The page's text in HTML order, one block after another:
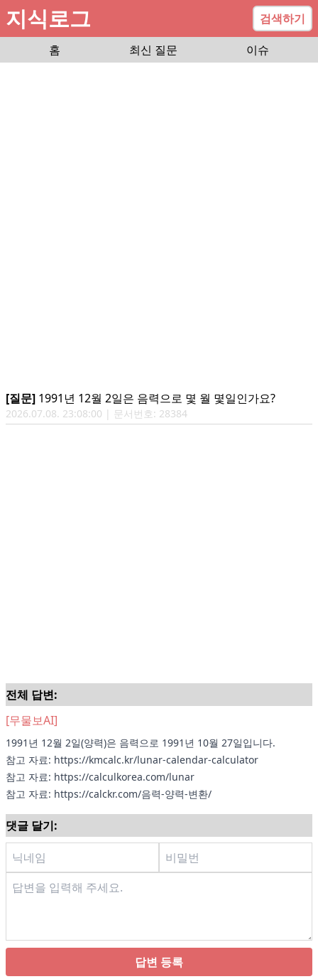
지식로그
검색하기
홈
최신 질문 이슈
[질문] 1991년 12월 2일은 음력으로 몇 월 몇일인가요?
2026.07.08. 23:08:00 | 문서번호: 28384
전체 답변:
[무물보AI]
1991년 12월 2일(양력)은 음력으로 1991년 10월 27일입니다.
참고 자료: https://kmcalc.kr/lunar-calendar-calculator
참고 자료: https://calculkorea.com/lunar
참고 자료: https://calckr.com/음력-양력-변환/
댓글 달기:
답변 등록